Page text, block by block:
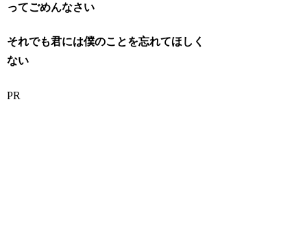
ってごめんなさい
それでも君には僕のことを忘れてほしく
ない
PR